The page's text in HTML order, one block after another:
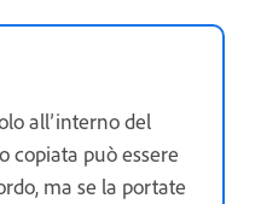
all’interno del
copiata può essere
ma se la portate